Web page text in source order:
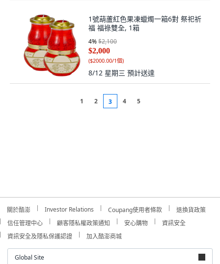
1號葫蘆紅色果凍蠟燭一箱6對 祭祀祈
福 福祿雙全, 1箱
4%$2,100
$2,000
($2000.00/1個)
8/12 星期三 預計送達
1 2 3 4 5
關於酷澎 Investor Relations Coupang使用者條款
退換貨政策
信任管理中心
顧客隱私權政策通知 安心購物
資訊安全
資訊安全及隱私保護認證
加入酷澎商城
Global Site